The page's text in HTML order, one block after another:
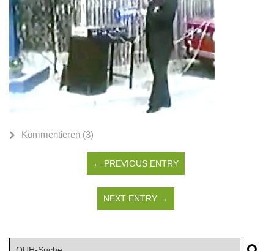
Kommentieren (3)
← PREVIOUS ENTRY
NEXT ENTRY →